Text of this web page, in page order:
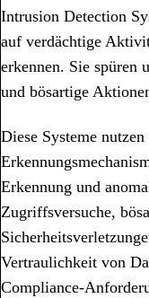
Intrusion Detection
auf verdächtige
erkennen. Sie spüren
und bösartige
Diese Systeme
Erkennung und
Zugriffsversuche,
Vertraulichkeit von
Compliance-